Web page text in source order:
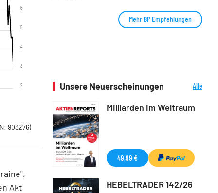
2
3
4
5
6
903276)
Akt
Mehr BP Empfehlungen
Unsere Neuerscheinungen
Alle
Milliarden im Weltraum
49,99 €
HEBELTRADER 142/26